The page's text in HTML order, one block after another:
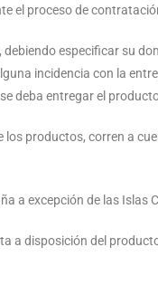
el proceso de
especificar su
incidencia con la
deba entregar el
productos, corren a
a excepción de las Islas
a disposición del